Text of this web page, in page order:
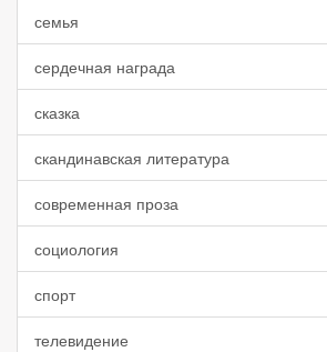
семья
сердечная награда
сказка
скандинавская литература
современная проза
социология
спорт
телевидение